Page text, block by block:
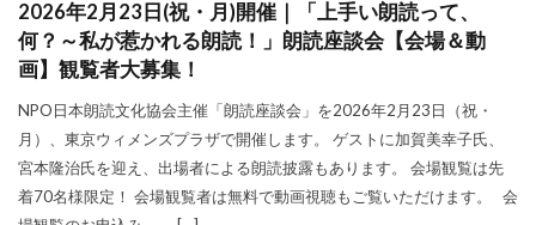
2026年2月23日(祝・月)開催｜「上手い朗読って、
何？～私が惹かれる朗読！」朗読座談会【会場＆動
画】観覧者大募集！
NPO日本朗読文化協会主催「朗読座談会」を2026年2月23日（祝・
月）、東京ウィメンズプラザで開催します。 ゲストに加賀美幸子氏、
宮本隆治氏を迎え、出場者による朗読披露もあります。 会場観覧は先
着70名様限定！ 会場観覧者は無料で動画視聴もご覧いただけます。 会